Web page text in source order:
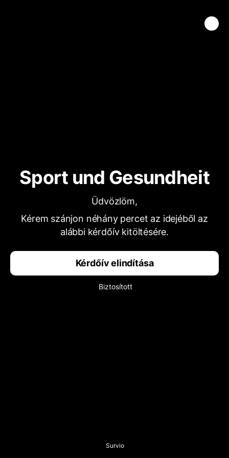
Sport und Gesundheit
Üdvözlöm,
Kérem szánjon néhány percet az idejéből az
alábbi kérdőív kitöltésére.
Kérdőív elindítása
Biztosított
Survio